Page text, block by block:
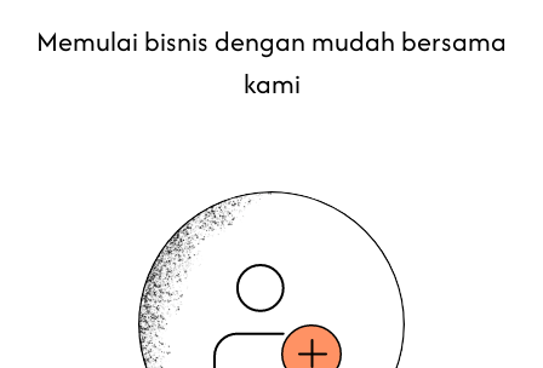
Memulai bisnis dengan mudah bersama
kami